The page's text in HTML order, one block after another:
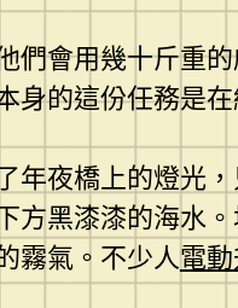
們會用幾十斤重
身的這份任務是
年夜橋上的燈光
方黑漆漆的海水
霧氣。不少人電